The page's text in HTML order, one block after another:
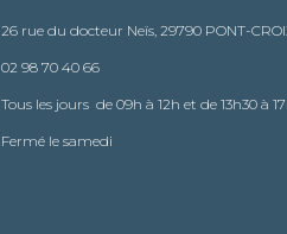
26 rue du docteur Neïs, 29790 PONT-
02 98 70 40 66
Tous les jours de 09h à 12h et de 13h30 à
Fermé le samedi